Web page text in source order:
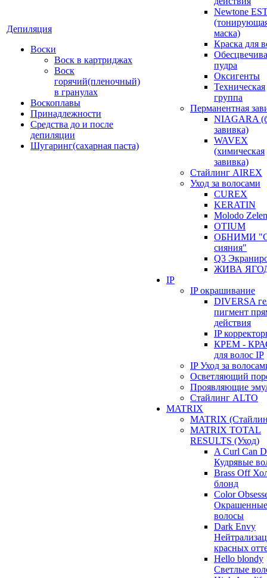
Депиляция
Воски
Воск в картриджах
Воск
горячий(пленочный)
в гранулах
Воскоплавы
Принадлежности
Средства до и после
депиляции
Шугаринг(сахарная паста)
Newtone
маска)
Краска для
пудра
Оксигенты
Техническая
группа
Перманентная
NIAGARA
завивка)
WAVEX
(химическая
завивка)
Стайлинг AIREX
Уход за волосами
CUREX
KERATIN
Molodo
OTIUM
ОБНИМИ
сияния"
Q3
ЖИВА
IP
IP окрашивание
DIVERSA
пигмент
действия
IP
КРЕМ -
для волос IP
IP Уход за
Осветляющий
Проявляющие
Стайлинг ALTO
MATRIX
MATRIX
MATRIX TOTAL
RESULTS (Уход)
A Curl Can
Кудрявые
Brass Off
блонд
Color
Окрашенные
волосы
Dark Envy
красных
Hello blondy
Светлые